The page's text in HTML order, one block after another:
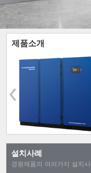
제품소개
설치사례
경원제품의 여러가지 설치